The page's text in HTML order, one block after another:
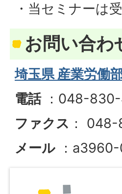
・当セミナーは
お問い合わ
埼玉県 産業労働
電話：048-830-
ファクス ：
メール ：